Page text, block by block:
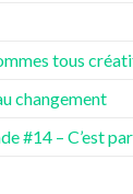
tous
changement
#14 – C’est